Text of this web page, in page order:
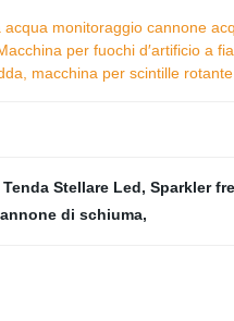
monitoraggio cannone
per fuochi d′artificio a
macchina per scintille
Tenda Stellare Led, Sparkler
di schiuma,